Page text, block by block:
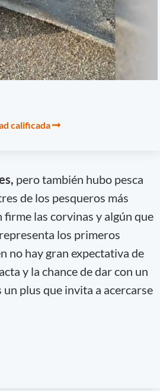
calificada
pero también hubo pesca
de los pesqueros más
las corvinas y algún que
los primeros
no hay gran expectativa de
y la chance de dar con un
un plus que invita a acercarse